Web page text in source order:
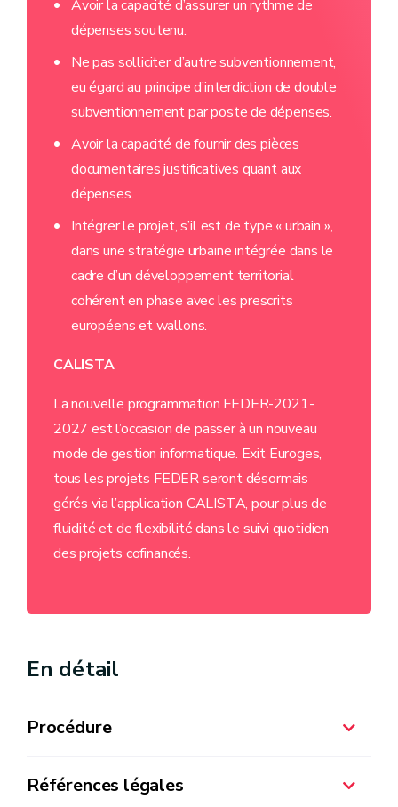
Avoir la capacité d’assurer un rythme de
dépenses soutenu.
Ne pas solliciter d’autre subventionnement,
eu égard au principe d’interdiction de double
subventionnement par poste de dépenses.
Avoir la capacité de fournir des pièces
documentaires justificatives quant aux
dépenses.
Intégrer le projet, s’il est de type « urbain »,
dans une stratégie urbaine intégrée dans le
cadre d’un développement territorial
cohérent en phase avec les prescrits
européens et wallons.
CALISTA
La nouvelle programmation FEDER-2021-
2027 est l’occasion de passer à un nouveau
mode de gestion informatique. Exit Euroges,
tous les projets FEDER seront désormais
gérés via l’application CALISTA, pour plus de
fluidité et de flexibilité dans le suivi quotidien
des projets cofinancés.
En détail
Procédure
Références légales